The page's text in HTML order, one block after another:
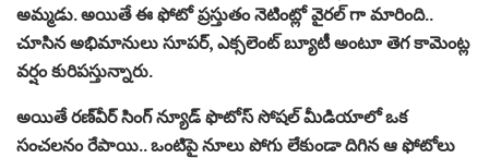
అమ్మడు. అయితే ఈ ఫోటో ప్రస్తుతం నెటింట్లో వైరల్ గా మారింది..
చూసిన అభిమానులు సూపర్, ఎక్సలెంట్ బ్యూటీ అంటూ తెగ కామెంట్ల
వర్షం కురిపస్తున్నారు.
అయితే ర‌ణ్‌వీర్ సింగ్ న్యూడ్ ఫొటోస్ సోషల్ మీడియాలో ఒక
సంచలనం రేపాయి.. ఒంటిపై నూలు పోగు లేకుండా దిగిన ఆ ఫోటోలు